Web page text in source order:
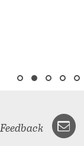
Feedback